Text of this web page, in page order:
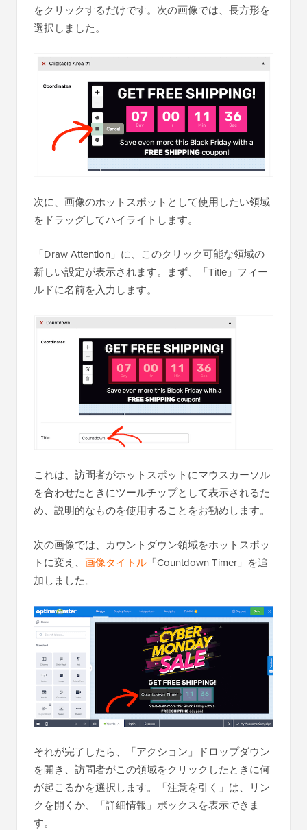
をクリックするだけです。次の画像では、長方形を
選択しました。
次に、画像のホットスポットとして使用したい領域
をドラッグしてハイライトします。
「Draw Attention」に、このクリック可能な領域の
新しい設定が表示されます。まず、「Title」フィー
ルドに名前を入力します。
これは、訪問者がホットスポットにマウスカーソル
を合わせたときにツールチップとして表示されるた
め、説明的なものを使用することをお勧めします。
次の画像では、カウントダウン領域をホットスポッ
トに変え、 画像タイトル 「Countdown Timer」を追
加しました。
それが完了したら、「アクション」ドロップダウン
を開き、訪問者がこの領域をクリックしたときに何
が起こるかを選択します。「注意を引く」は、リン
クを開くか、「詳細情報」ボックスを表示できま
す。